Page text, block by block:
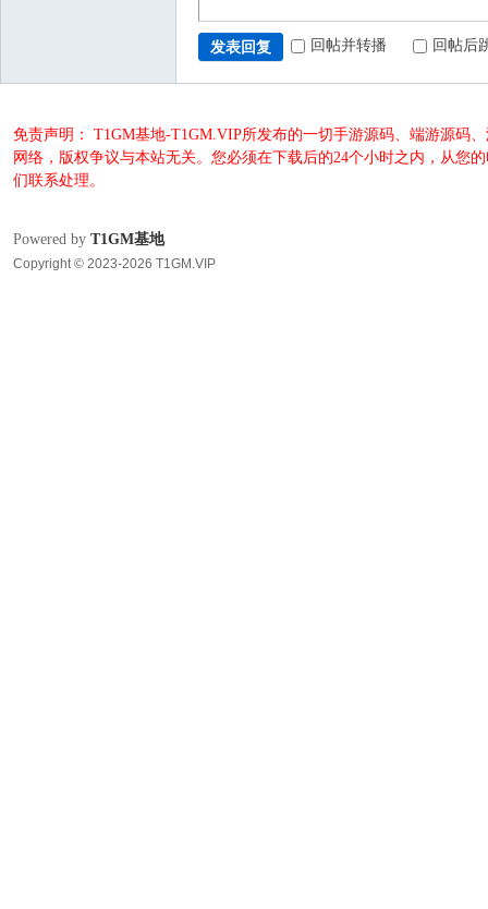
发表回复 回帖并转播 回帖后
免责声明： T1GM基地-T1GM.VIP所发布的一切手游源码、端游源码
网络，版权争议与本站无关。您必须在下载后的24个小时之内，从您
们联系处理。
Powered by T1GM基地
Copyright © 2023-2026 T1GM.VIP